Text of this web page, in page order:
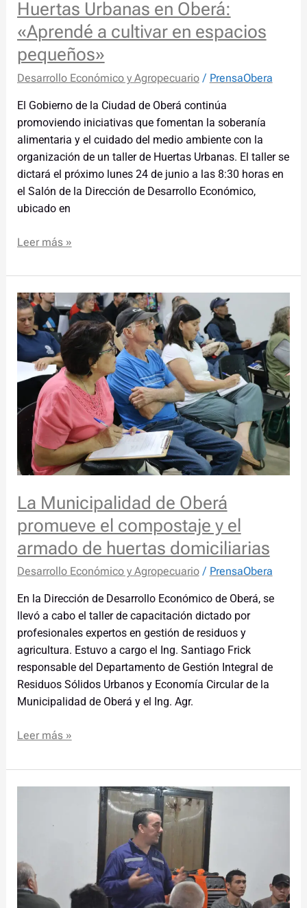
Huertas Urbanas en Oberá:
«Aprendé a cultivar en espacios
pequeños»
Desarrollo Económico y Agropecuario/ PrensaObera
El Gobierno de la Ciudad de Oberá continúa
promoviendo iniciativas que fomentan la soberanía
alimentaria y el cuidado del medio ambiente con la
organización de un taller de Huertas Urbanas. El taller se
dictará el próximo lunes 24 de junio a las 8:30 horas en
el Salón de la Dirección de Desarrollo Económico,
ubicado en
Leer más »
La Municipalidad de Oberá
promueve el compostaje y el
armado de huertas domiciliarias
Desarrollo Económico y Agropecuario/ PrensaObera
En la Dirección de Desarrollo Económico de Oberá, se
llevó a cabo el taller de capacitación dictado por
profesionales expertos en gestión de residuos y
agricultura. Estuvo a cargo el Ing. Santiago Frick
responsable del Departamento de Gestión Integral de
Residuos Sólidos Urbanos y Economía Circular de la
Municipalidad de Oberá y el Ing. Agr.
La
Municipalidad
de
Oberá
promueve
el
compostaje
armado
de
domiciliarias
Leer más »
segunda
de
formación
profesional